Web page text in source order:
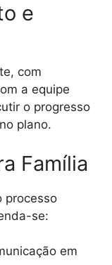
e
com
a equipe
o progresso
plano.
Família
processo
se:
em